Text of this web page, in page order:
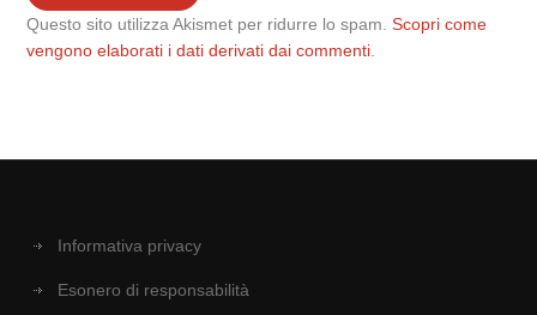
Questo sito utilizza Akismet per ridurre lo spam.Scopri come
vengono elaborati i dati derivati dai commenti
Informativa privacy
Esonero di responsabilità